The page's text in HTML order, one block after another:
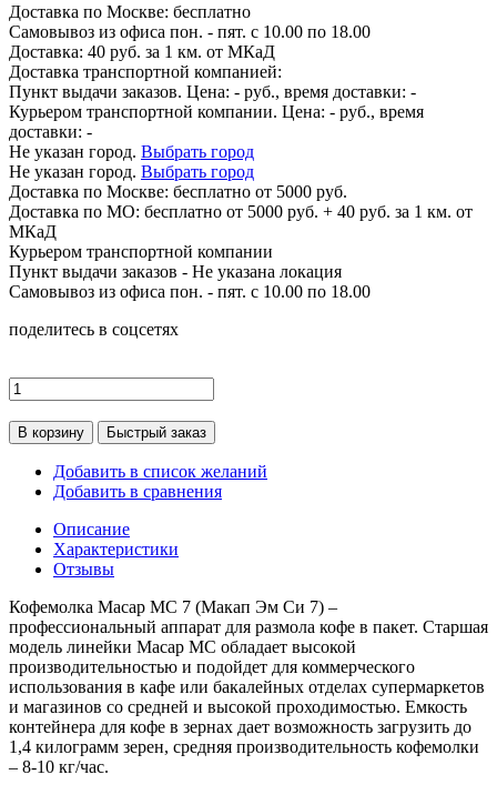
Доставка по Москве: бесплатно
Самовывоз из офиса пон. - пят. с 10.00 по 18.00
Доставка: 40 руб. за 1 км. от МКаД
Доставка транспортной компанией:
Пункт выдачи заказов. Цена: - руб., время доставки: -
Курьером транспортной компании. Цена: - руб., время
доставки: -
Не указан город. Выбрать город
Не указан город. Выбрать город
Доставка по Москве: бесплатно от 5000 руб.
Доставка по МО: бесплатно от 5000 руб. + 40 руб. за 1 км. от
МКаД
Курьером транспортной компании
Пункт выдачи заказов - Не указана локация
Самовывоз из офиса пон. - пят. с 10.00 по 18.00
поделитесь в соцсетях
В корзину Быстрый заказ
Добавить в список желаний
Добавить в сравнения
Описание
Характеристики
Отзывы
Кофемолка Macap MС 7 (Макап Эм Си 7) –
профессиональный аппарат для размола кофе в пакет. Старшая
модель линейки Macap MС обладает высокой
производительностью и подойдет для коммерческого
использования в кафе или бакалейных отделах супермаркетов
и магазинов со средней и высокой проходимостью. Емкость
контейнера для кофе в зернах дает возможность загрузить до
1,4 килограмм зерен, средняя производительность кофемолки
– 8-10 кг/час.